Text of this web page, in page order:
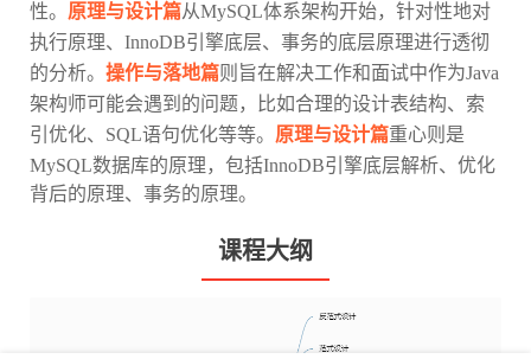
性。 原理与设计篇从MySQL体系架构开始，针对性地对
执行原理、InnoDB引擎底层、事务的底层原理进行透彻
的分析。 操作与落地篇则旨在解决工作和面试中作为Java
架构师可能会遇到的问题，比如合理的设计表结构、索
引优化、SQL语句优化等等。 原理与设计篇重心则是
MySQL数据库的原理，包括InnoDB引擎底层解析、优化
背后的原理、事务的原理。
课程大纲